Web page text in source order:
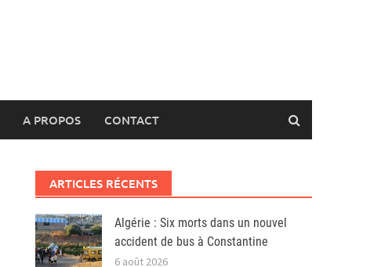
A PROPOS CONTACT
ARTICLES RÉCENTS
Algérie : Six morts dans un nouvel
accident de bus à Constantine
6 août 2026